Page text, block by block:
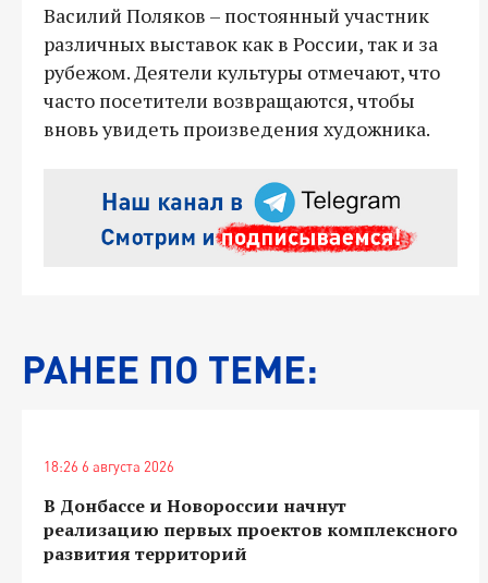
Василий Поляков – постоянный участник
различных выставок как в России, так и за
рубежом. Деятели культуры отмечают, что
часто посетители возвращаются, чтобы
вновь увидеть произведения художника.
РАНЕЕ ПО ТЕМЕ:
18:26 6 августа 2026
В Донбассе и Новороссии начнут
реализацию первых проектов комплексного
развития территорий